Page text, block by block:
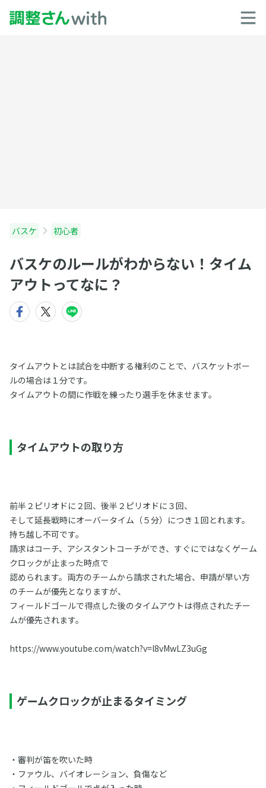
バスケ 初心者
バスケのルールがわからない！タイム
アウトってなに？
タイムアウトとは試合を中断する権利のことで、バスケットボー
ルの場合は１分です。
タイムアウトの間に作戦を練ったり選手を休ませます。
タイムアウトの取り方
前半２ピリオドに２回、後半２ピリオドに３回、
そして延長戦時にオーバータイム（５分）につき１回とれます。
持ち越し不可です。
請求はコーチ、アシスタントコーチができ、すぐにではなくゲーム
クロックが止まった時点で
認められます。両方のチームから請求された場合、申請が早い方
のチームが優先となりますが、
フィールドゴールで得点した後のタイムアウトは得点されたチー
ムが優先されます。
https://www.youtube.com/watch?v=l8vMwLZ3uGg
ゲームクロックが止まるタイミング
・審判が笛を吹いた時
・ファウル、バイオレーション、負傷など